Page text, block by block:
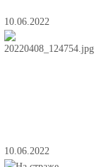
10.06.2022
10.06.2022